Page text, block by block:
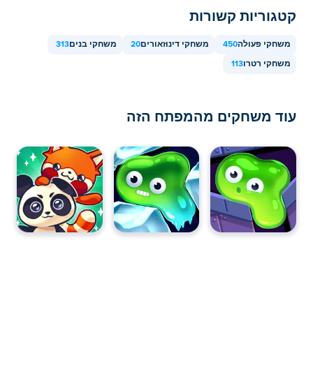
קטגוריות קשורות
משחקי פעולה450 משחקי דינוזאורים20 משחקי בנים313
משחקי רטרו113
עוד משחקים מהמפתח הזה